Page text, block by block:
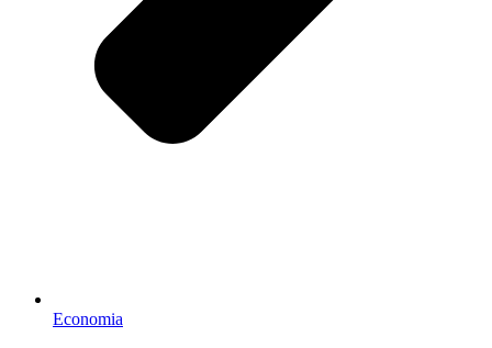
Economia